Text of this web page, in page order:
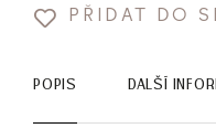
PŘIDAT DO
POPIS DALŠÍ